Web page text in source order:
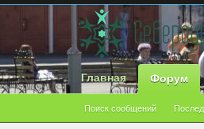
Главная Форум
Поиск сообщений